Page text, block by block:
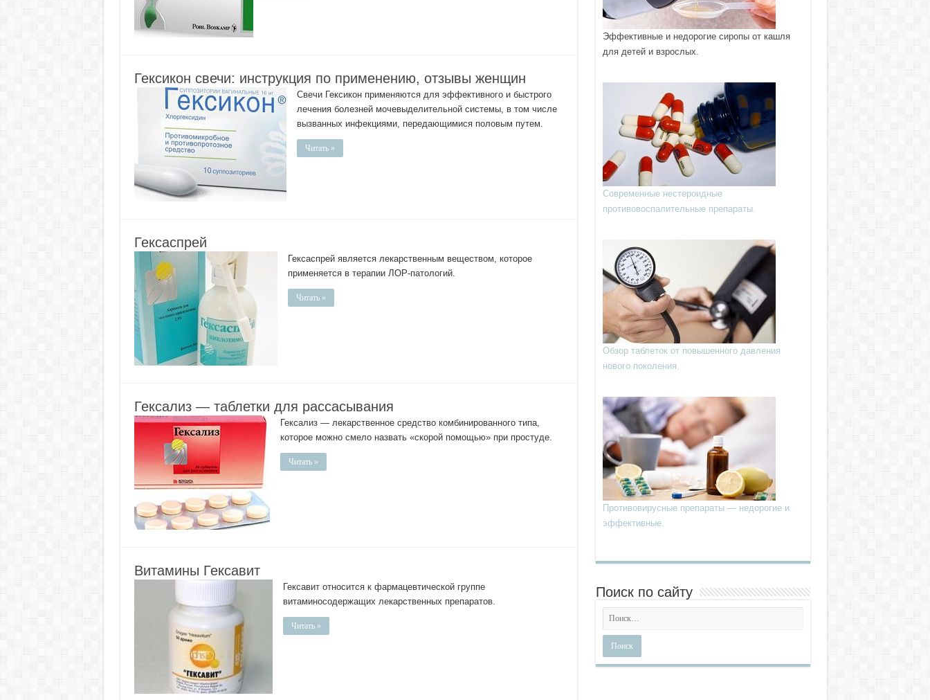
Гексикон свечи: инструкция по применению, отзывы женщин
Свечи Гексикон применяются для эффективного и быстрого
лечения болезней мочевыделительной системы, в том числе
вызванных инфекциями, передающимися половым путем.
Читать »
Гексаспрей
Гексаспрей является лекарственным веществом, которое
применяется в терапии ЛОР-патологий.
Читать »
Гексализ — таблетки для рассасывания
Гексализ — лекарственное средство комбинированного типа,
которое можно смело назвать «скорой помощью» при простуде.
Читать »
Витамины Гексавит
Гексавит относится к фармацевтической группе
витаминосодержащих лекарственных препаратов.
Читать »
Эффективные и недорогие сиропы от кашля
для детей и взрослых.
Современные нестероидные
противовоспалительные препараты.
Обзор таблеток от повышенного давления
нового поколения.
Противовирусные препараты — недорогие и
эффективные.
Поиск по сайту